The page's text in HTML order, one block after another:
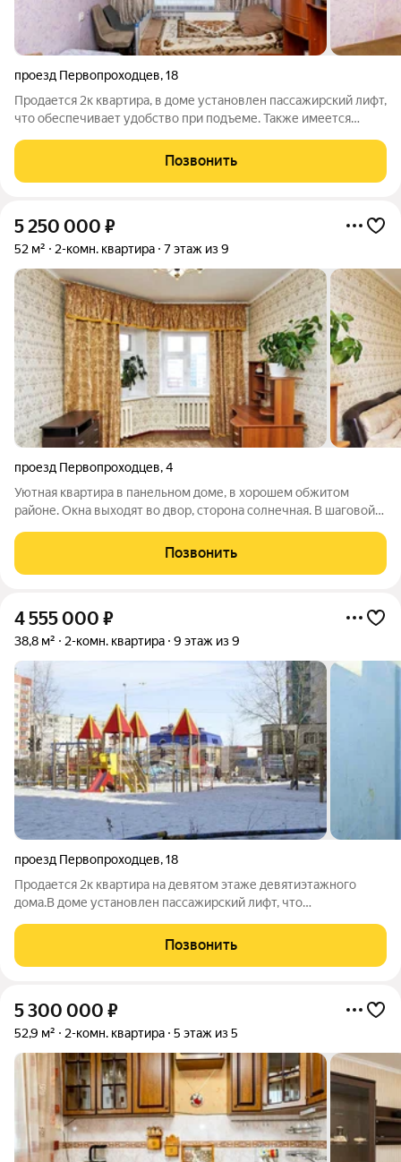
проезд Первопроходцев,18
Продается 2к квартира, в доме установлен пассажирский лифт,
что обеспечивает удобство при подъеме. Также имеется
разместить все необходимые помещения для комфортного
проживания. При
Позвонить
5 250 000 ₽
52 м² 2-комн. квартира 7 этаж из 9
проезд Первопроходцев,4
Уютная квартира в панельном доме, в хорошем обжитом
районе. Окна выходят во двор, сторона солнечная. В шаговой
Центр развития ребёнка. В квартире выполнен капитальный
ремонт: выровнены стены и
Позвонить
4 555 000 ₽
38,8 м² 2-комн. квартира 9 этаж из 9
проезд Первопроходцев,18
Продается 2к квартира на девятом этаже девятиэтажного
дома.В доме установлен пассажирский лифт, что
домофон для контроля доступа. Площадь квартиры позволяет
разместить все необходимые
Позвонить
5 300 000 ₽
52,9 м² 2-комн. квартира 5 этаж из 5